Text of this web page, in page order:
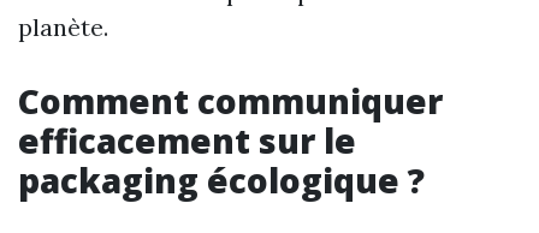
planète.
Comment communiquer
efficacement sur le
packaging écologique ?